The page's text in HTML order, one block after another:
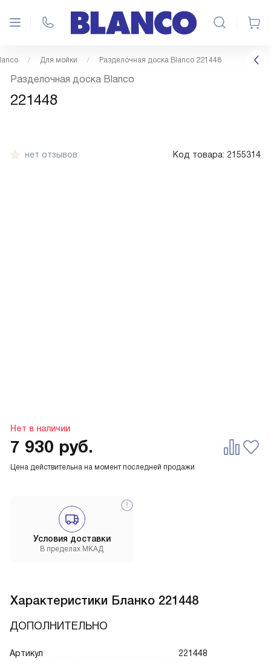
Для мойки Разделочная доска Blanco 221448
нет отзывов Код товара: 2155314
Нет в наличии
Разделочная доска Blanco
221448
Цена действительна на момент последней продажи
7 930 руб.
Условия доставки
В пределах МКАД
Характеристики Бланко 221448
ДОПОЛНИТЕЛЬНО
Артикул 221448